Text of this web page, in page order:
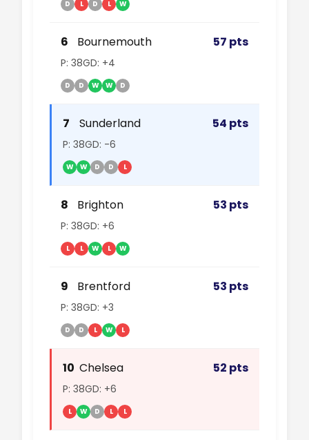
D L D L W
6 Bournemouth 57 pts
P: 38GD: +4
D D W W D
7 Sunderland 54 pts
P: 38GD: -6
W W D D L
8 Brighton 53 pts
P: 38GD: +6
L L W L W
9 Brentford 53 pts
P: 38GD: +3
D D L W L
10 Chelsea 52 pts
P: 38GD: +6
L W D L L